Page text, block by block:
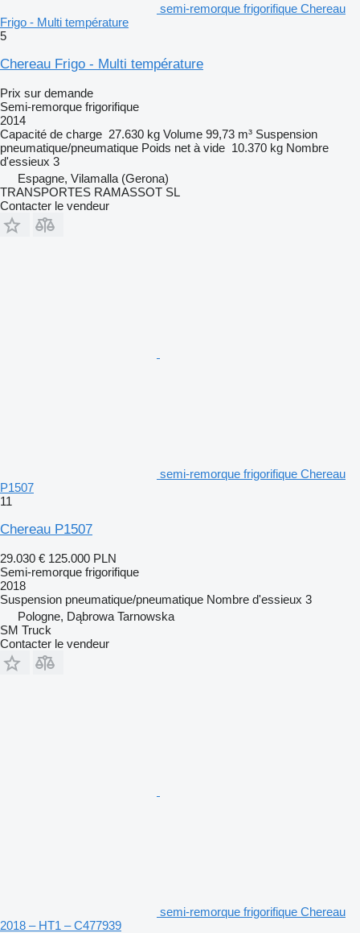
semi-remorque frigorifique Chereau
Frigo - Multi température
5
Chereau Frigo - Multi température
Prix sur demande
Semi-remorque frigorifique
2014
Capacité de charge 27.630 kg Volume 99,73 m³ Suspension
pneumatique/pneumatique Poids net à vide 10.370 kg Nombre
d'essieux 3
Espagne, Vilamalla (Gerona)
TRANSPORTES RAMASSOT SL
Contacter le vendeur
semi-remorque frigorifique Chereau
P1507
11
Chereau P1507
29.030 € 125.000 PLN
Semi-remorque frigorifique
2018
Suspension pneumatique/pneumatique Nombre d'essieux 3
Pologne, Dąbrowa Tarnowska
SM Truck
Contacter le vendeur
semi-remorque frigorifique Chereau
2018 – HT1 – C477939